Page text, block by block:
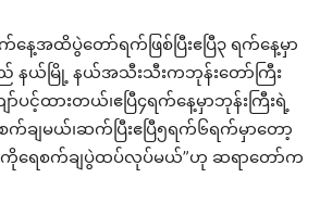
နေ့အထိပွဲတော်ရက်ဖြစ်ပြီးဧပြီ၃ ရက်နေ့မှာ
ည် နယ်မြို့ နယ်အသီးသီးကဘုန်းတော်ကြီး
ော်ပင့်ထားတယ်၊ဧပြီ၄ရက်နေ့မှာဘုန်းကြီးရဲ့
စက်ချမယ်၊ဆက်ပြီးဧပြီ၅ရက်၆ရက်မှာတော့
ကိုရေစက်ချပွဲထပ်လုပ်မယ်”ဟု ဆရာတော်က